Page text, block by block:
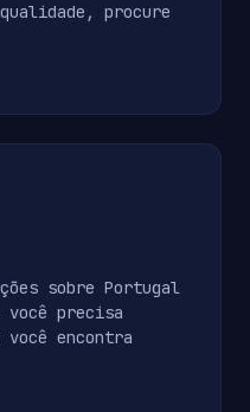
procure
sobre Portugal
você precisa
encontra